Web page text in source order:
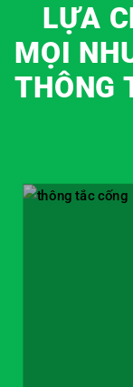
LỰA
MỌI
THÔNG